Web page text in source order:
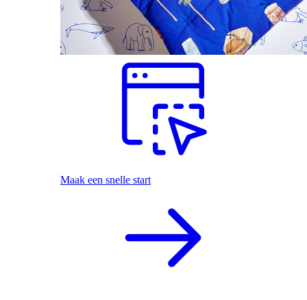
Maak een snelle start